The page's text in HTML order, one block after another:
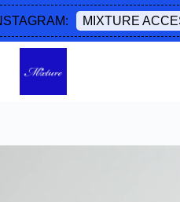
MIXTURE
您的購物車